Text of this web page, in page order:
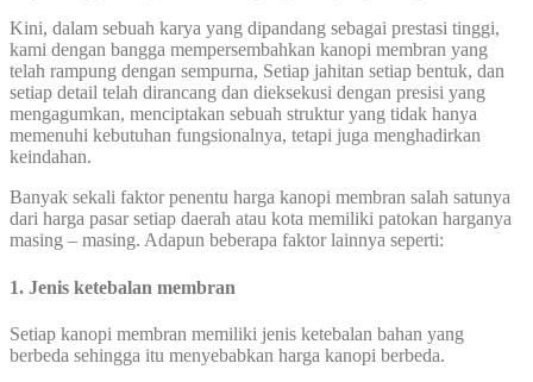
Kini, dalam sebuah karya yang dipandang sebagai prestasi tinggi,
kami dengan bangga mempersembahkan kanopi membran yang
telah rampung dengan sempurna, Setiap jahitan setiap bentuk, dan
setiap detail telah dirancang dan dieksekusi dengan presisi yang
mengagumkan, menciptakan sebuah struktur yang tidak hanya
memenuhi kebutuhan fungsionalnya, tetapi juga menghadirkan
keindahan.
Banyak sekali faktor penentu harga kanopi membran salah satunya
dari harga pasar setiap daerah atau kota memiliki patokan harganya
masing – masing. Adapun beberapa faktor lainnya seperti:
1. Jenis ketebalan membran
Setiap kanopi membran memiliki jenis ketebalan bahan yang
berbeda sehingga itu menyebabkan harga kanopi berbeda.